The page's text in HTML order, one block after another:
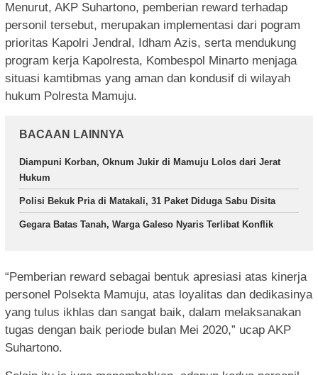
Menurut, AKP Suhartono, pemberian reward terhadap
personil tersebut, merupakan implementasi dari pogram
prioritas Kapolri Jendral, Idham Azis, serta mendukung
program kerja Kapolresta, Kombespol Minarto menjaga
situasi kamtibmas yang aman dan kondusif di wilayah
hukum Polresta Mamuju.
BACAAN LAINNYA
Diampuni Korban, Oknum Jukir di Mamuju Lolos dari Jerat
Hukum
Polisi Bekuk Pria di Matakali, 31 Paket Diduga Sabu Disita
Gegara Batas Tanah, Warga Galeso Nyaris Terlibat Konflik
“Pemberian reward sebagai bentuk apresiasi atas kinerja
personel Polsekta Mamuju, atas loyalitas dan dedikasinya
yang tulus ikhlas dan sangat baik, dalam melaksanakan
tugas dengan baik periode bulan Mei 2020,” ucap AKP
Suhartono.